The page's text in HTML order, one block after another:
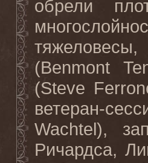
обрели
(Benmont
(Steve
ветеран-
Wachtel),
Ричардса,